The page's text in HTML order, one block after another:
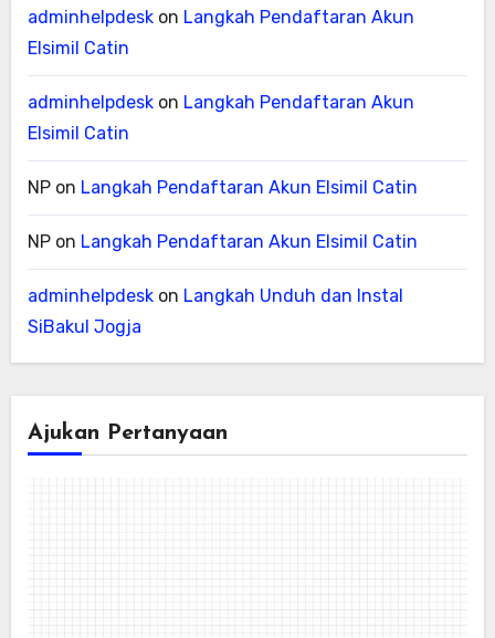
adminhelpdeskon Langkah Pendaftaran Akun
Elsimil Catin
adminhelpdeskon Langkah Pendaftaran Akun
Elsimil Catin
NPon Langkah Pendaftaran Akun Elsimil Catin
NPon Langkah Pendaftaran Akun Elsimil Catin
adminhelpdeskon Langkah Unduh dan Instal
SiBakul Jogja
Ajukan Pertanyaan